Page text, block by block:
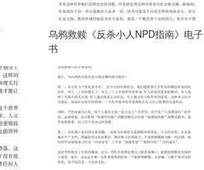
乌鸦救赎《反杀小人NPD指南》电子
书